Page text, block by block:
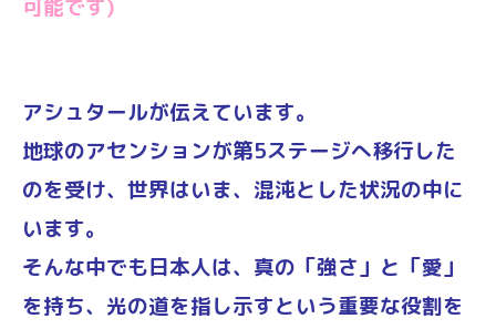
可能です)
アシュタールが伝えています。
地球のアセンションが第5ステージへ移行した
のを受け、世界はいま、混沌とした状況の中に
います。
そんな中でも日本人は、真の「強さ」と「愛」
を持ち、光の道を指し示すという重要な役割を